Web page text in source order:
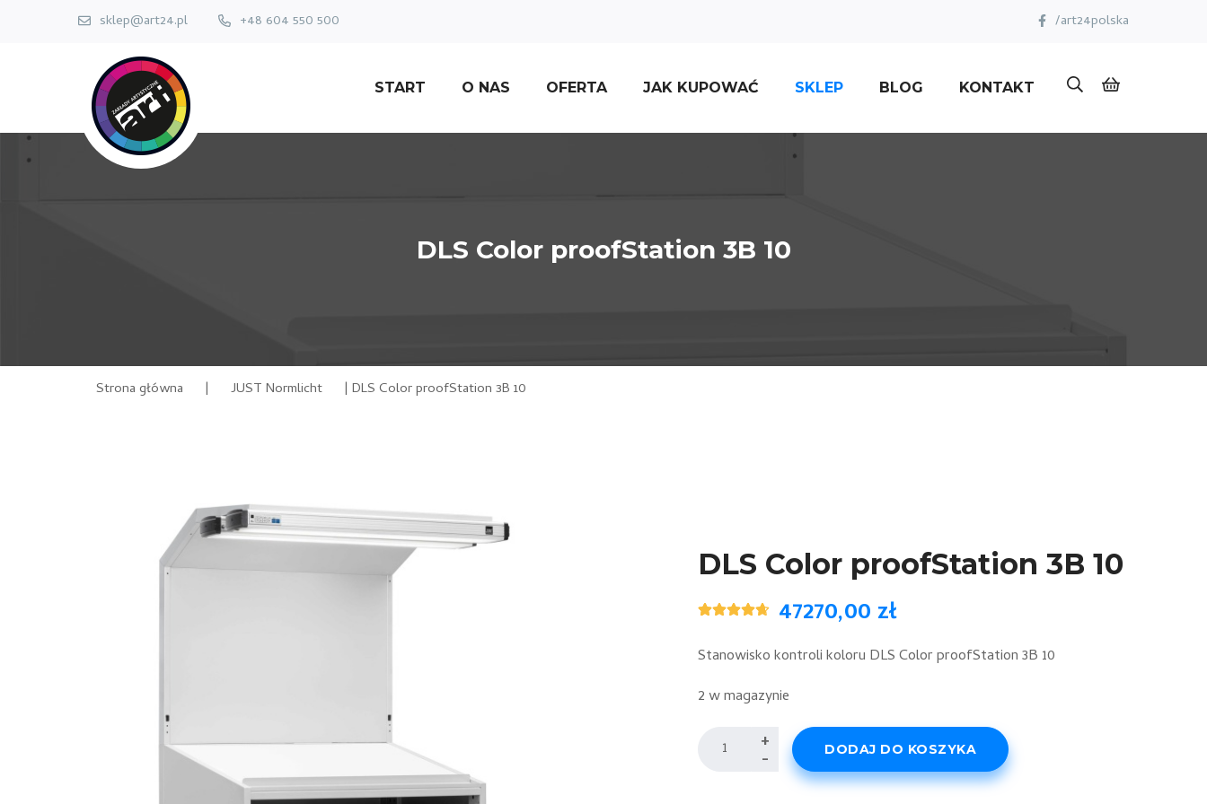
sklep@art24.pl +48 604 550 500 /art24polska
START O NAS OFERTA JAK KUPOWAĆ SKLEP BLOG KONTAKT
DLS Color proofStation 3B 10
Strona główna | JUST Normlicht | DLS Color proofStation 3B 10
DLS Color proofStation 3B 10
Oceniony
na
podstawie
3
klientów
47270,00 zł
Stanowisko kontroli koloru DLS Color proofStation 3B 10
2 w magazynie
+
- DODAJ DO KOSZYKA